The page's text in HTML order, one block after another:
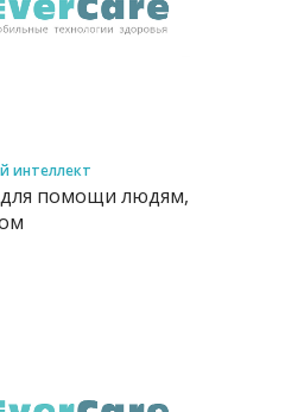
интеллект
для помощи людям,